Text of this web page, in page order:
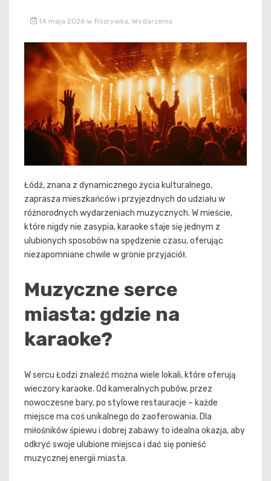
14 maja 2026 w Rozrywka Wydarzenia
Łódź, znana z dynamicznego życia kulturalnego,
zaprasza mieszkańców i przyjezdnych do udziału w
różnorodnych wydarzeniach muzycznych. W mieście,
które nigdy nie zasypia, karaoke staje się jednym z
ulubionych sposobów na spędzenie czasu, oferując
niezapomniane chwile w gronie przyjaciół.
Muzyczne serce
miasta: gdzie na
karaoke?
W sercu Łodzi znaleźć można wiele lokali, które oferują
wieczory karaoke. Od kameralnych pubów, przez
nowoczesne bary, po stylowe restauracje – każde
miejsce ma coś unikalnego do zaoferowania. Dla
miłośników śpiewu i dobrej zabawy to idealna okazja, aby
odkryć swoje ulubione miejsca i dać się ponieść
muzycznej energii miasta.